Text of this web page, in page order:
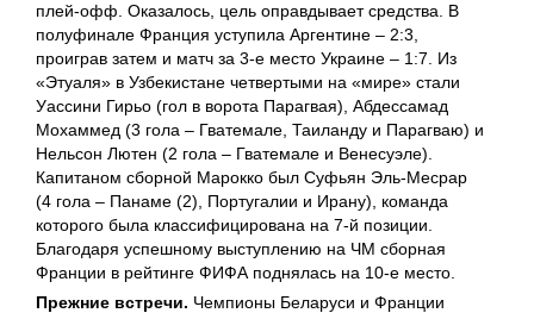
плей-офф. Оказалось, цель оправдывает средства. В
полуфинале Франция уступила Аргентине – 2:3,
проиграв затем и матч за 3-е место Украине – 1:7. Из
«Этуаля» в Узбекистане четвертыми на «мире» стали
Уассини Гирьо (гол в ворота Парагвая), Абдессамад
Мохаммед (3 гола – Гватемале, Таиланду и Парагваю) и
Нельсон Лютен (2 гола – Гватемале и Венесуэле).
Капитаном сборной Марокко был Суфьян Эль-Месрар
(4 гола – Панаме (2), Португалии и Ирану), команда
которого была классифицирована на 7-й позиции.
Благодаря успешному выступлению на ЧМ сборная
Франции в рейтинге ФИФА поднялась на 10-е место.
Прежние встречи. Чемпионы Беларуси и Франции